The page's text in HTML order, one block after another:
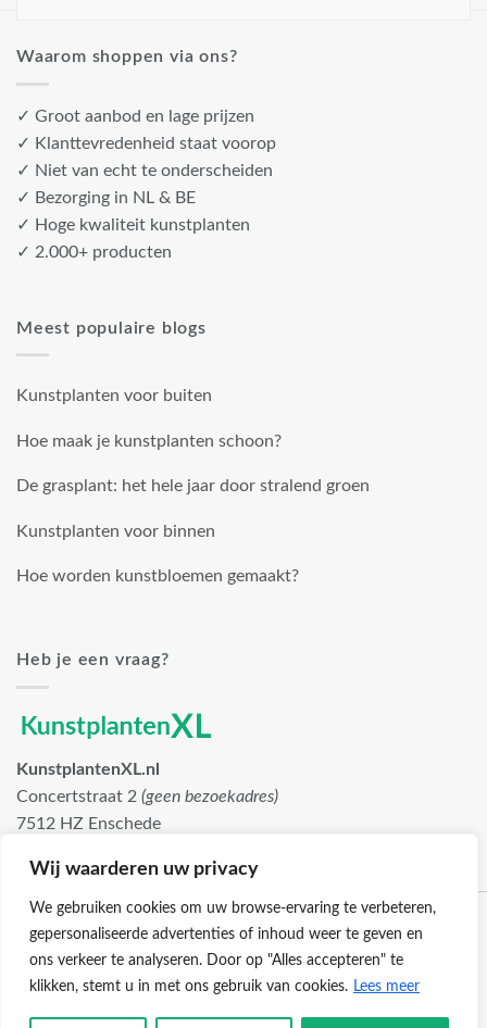
Wij waarderen uw privacy
We gebruiken cookies om uw browse-ervaring te verbeteren,
gepersonaliseerde advertenties of inhoud weer te geven en
ons verkeer te analyseren. Door op "Alles accepteren" te
klikken, stemt u in met ons gebruik van cookies. Lees meer
Waarom shoppen via ons?
✓ Groot aanbod en lage prijzen
✓ Klanttevredenheid staat voorop
✓ Niet van echt te onderscheiden
✓ Bezorging in NL & BE
✓ Hoge kwaliteit kunstplanten
✓ 2.000+ producten
Meest populaire blogs
Kunstplanten voor buiten
Hoe maak je kunstplanten schoon?
De grasplant: het hele jaar door stralend groen
Kunstplanten voor binnen
Hoe worden kunstbloemen gemaakt?
Heb je een vraag?
KunstplantenXL.nl
Concertstraat 2 (geen bezoekadres)
7512 HZ Enschede